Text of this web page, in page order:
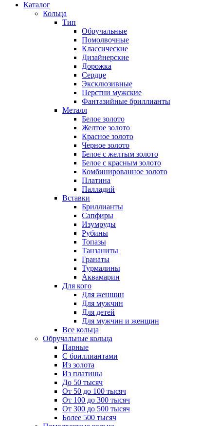
Каталог
Кольца
Тип
Обручальные
Помолвочные
Классические
Дизайнерские
Дорожка
Сердце
Эксклюзивные
Перстни мужские
Фантазийные бриллианты
Металл
Белое золото
Желтое золото
Красное золото
Черное золото
Белое с желтым золото
Белое с красным золото
Комбинированное золото
Платина
Палладий
Вставки
Бриллианты
Сапфиры
Изумруды
Рубины
Топазы
Танзаниты
Гранаты
Турмалины
Аквамарин
Для кого
Для женщин
Для мужчин
Для детей
Для мужчин и женщин
Все кольца
Обручальные кольца
Парные
С бриллиантами
Из золота
Из платины
До 50 тысяч
От 50 до 100 тысяч
От 100 до 300 тысяч
От 300 до 500 тысяч
Более 500 тысяч